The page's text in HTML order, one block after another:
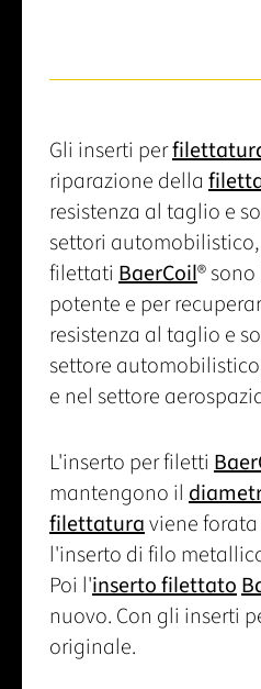
Gli inserti per
riparazione della
resistenza al taglio e
settori
filettati BaerCoil®
potente e per
resistenza al taglio e
settore
e nel settore
L'inserto per filetti
mantengono il
filettaturaviene
l'inserto di filo
Poi l'inserto filettato
nuovo. Con gli inserti
originale.